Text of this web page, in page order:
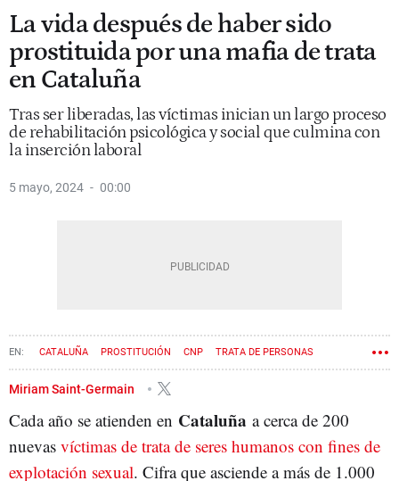
La vida después de haber sido
prostituida por una mafia de trata
en Cataluña
Tras ser liberadas, las víctimas inician un largo proceso
de rehabilitación psicológica y social que culmina con
la inserción laboral
5 mayo, 2024 00:00
CATALUÑA PROSTITUCIÓN CNP TRATA DE PERSONAS
Miriam Saint-Germain
Cada año se atienden en Cataluña a cerca de 200
nuevas víctimas de trata de seres humanos con fines de
explotación sexual. Cifra que asciende a más de 1.000